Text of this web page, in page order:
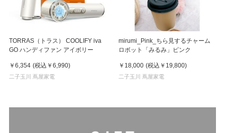
TORRAS（トラス） COOLIFY iva
GO ハンディファン アイボリー
￥6,354 (税込 ￥6,990)
二子玉川 蔦屋家電
mirumi_Pink_ちら見するチャーム
ロボット「みるみ」ピンク
￥18,000 (税込 ￥19,800)
二子玉川 蔦屋家電